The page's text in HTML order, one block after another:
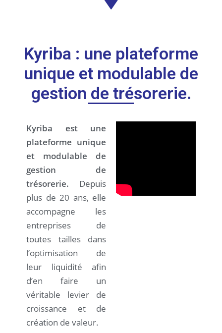
Kyriba : une plateforme
unique et modulable de
gestion de trésorerie.
Kyriba est une
plateforme unique
et modulable de
gestion de
trésorerie. Depuis
plus de 20 ans, elle
accompagne les
entreprises de
toutes tailles dans
l’optimisation de
leur liquidité afin
d’en faire un
véritable levier de
croissance et de
création de valeur.